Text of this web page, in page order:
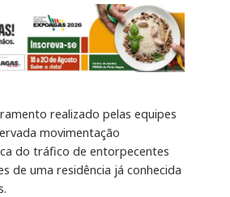
realizado pelas equipes
movimentação
do tráfico de entorpecentes
de uma residência já conhecida